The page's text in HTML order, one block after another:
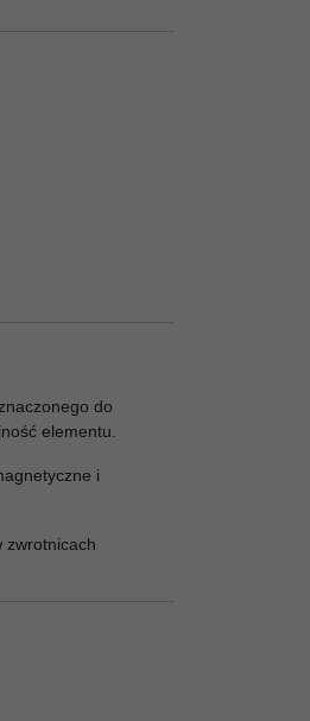
do
elementu.
i
zwrotnicach